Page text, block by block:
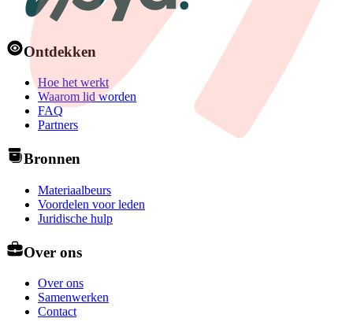
Ontdekken
Hoe het werkt
Waarom lid worden
FAQ
Partners
Bronnen
Materiaalbeurs
Voordelen voor leden
Juridische hulp
Over ons
Over ons
Samenwerken
Contact